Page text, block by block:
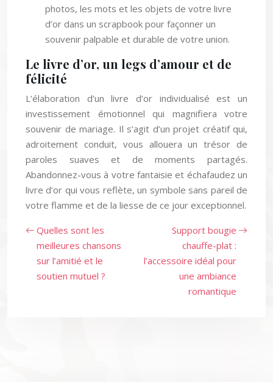
photos, les mots et les objets de votre livre
d’or dans un scrapbook pour façonner un
souvenir palpable et durable de votre union.
Le livre d’or, un legs d’amour et de
félicité
L’élaboration d’un livre d’or individualisé est un
investissement émotionnel qui magnifiera votre
souvenir de mariage. Il s’agit d’un projet créatif qui,
adroitement conduit, vous allouera un trésor de
paroles suaves et de moments partagés.
Abandonnez-vous à votre fantaisie et échafaudez un
livre d’or qui vous reflète, un symbole sans pareil de
votre flamme et de la liesse de ce jour exceptionnel.
Quelles sont les
meilleures chansons
sur l’amitié et le
soutien mutuel ?
Support bougie
chauffe-plat :
l’accessoire idéal pour
une ambiance
romantique